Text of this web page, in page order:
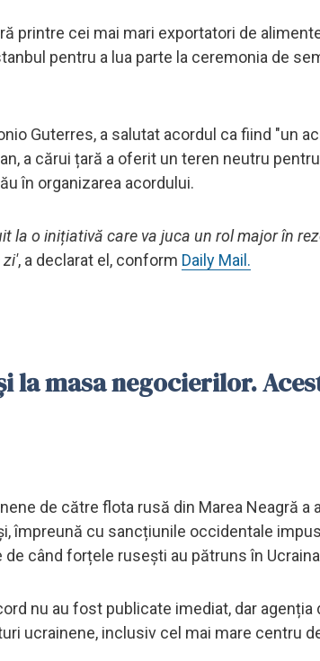
printre cei mai mari exportatori de
pentru a lua parte la ceremonia de
Guterres, a salutat acordul ca fiind "un
a cărui țară a oferit un teren neutru
în organizarea acordului.
la o inițiativă care va juca un rol major în
zi', a declarat el, conform Daily Mail.
la masa negocierilor.
de către flota rusă din Marea Neagră a
împreună cu sancțiunile occidentale
când forțele rusești au pătruns în
nu au fost publicate imediat, dar
ucrainene, inclusiv cel mai mare centru